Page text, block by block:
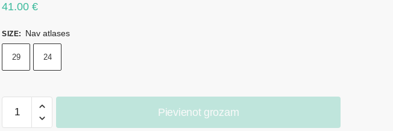
41.00€
SIZE: Nav atlases
29 24
sniega
Pievienot grozam